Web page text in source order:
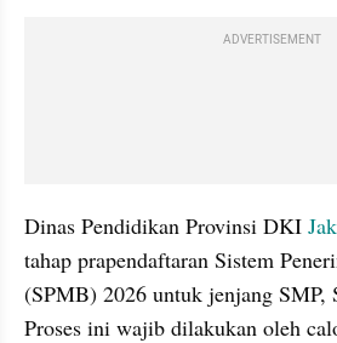
ADVERTISEMENT
Dinas Pendidikan Provinsi DKI
tahap prapendaftaran Sistem
(SPMB) 2026 untuk jenjang
Proses ini wajib dilakukan oleh